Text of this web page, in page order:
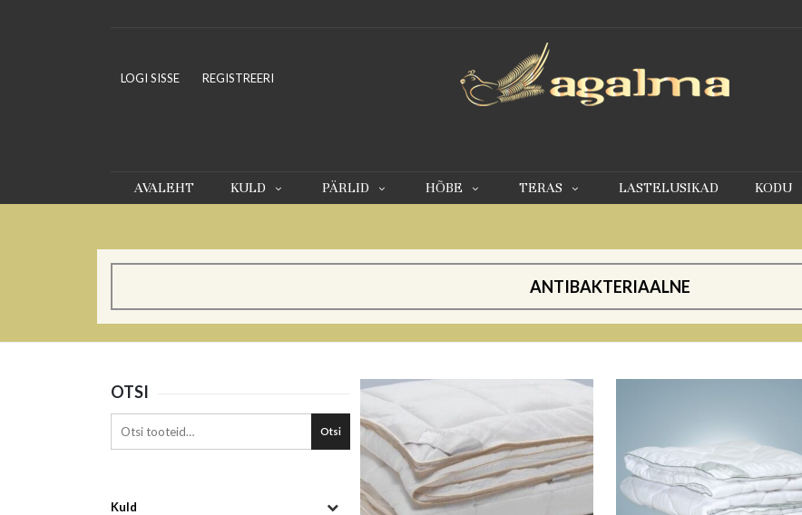
LOGI SISSE REGISTREERI
AVALEHT KULD PÄRLID HÕBE TERAS LASTELUSIKAD KODU
ANTIBAKTERIAALNE
OTSI
Otsi
Kuld